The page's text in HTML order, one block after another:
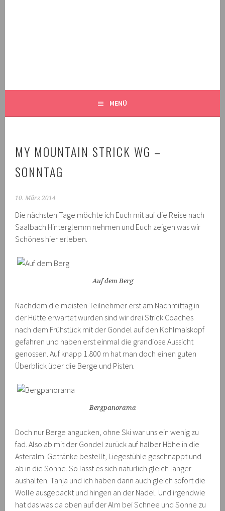
MENÜ
MY MOUNTAIN STRICK WG –
SONNTAG
10. März 2014
Die nächsten Tage möchte ich Euch mit auf die Reise nach
Saalbach Hinterglemm nehmen und Euch zeigen was wir
Schönes hier erleben.
Auf dem Berg
Nachdem die meisten Teilnehmer erst am Nachmittag in
der Hütte erwartet wurden sind wir drei Strick Coaches
nach dem Frühstück mit der Gondel auf den Kohlmaiskopf
gefahren und haben erst einmal die grandiose Aussicht
genossen. Auf knapp 1.800 m hat man doch einen guten
Überblick über die Berge und Pisten.
Bergpanorama
Doch nur Berge angucken, ohne Ski war uns ein wenig zu
fad. Also ab mit der Gondel zurück auf halber Höhe in die
Asteralm. Getränke bestellt, Liegestühle geschnappt und
ab in die Sonne. So lässt es sich natürlich gleich länger
aushalten. Tanja und ich haben dann auch gleich sofort die
Wolle ausgepackt und hingen an der Nadel. Und irgendwie
hat das was da oben auf der Alm bei Schnee und Sonne zu